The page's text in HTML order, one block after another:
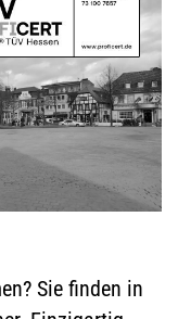
Sie finden in